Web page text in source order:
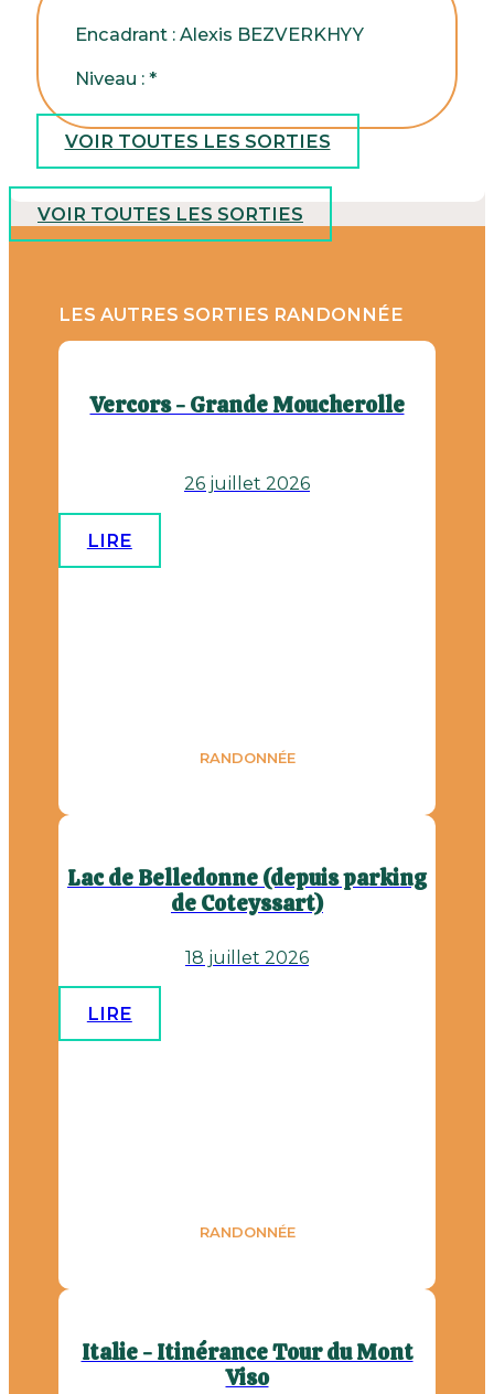
Encadrant : Alexis BEZVERKHYY
Niveau : *
VOIR TOUTES LES SORTIES
VOIR TOUTES LES SORTIES
LES AUTRES SORTIES RANDONNÉE
Vercors - Grande Moucherolle
26 juillet 2026
LIRE
RANDONNÉE
Lac de Belledonne (depuis parking
de Coteyssart)
18 juillet 2026
LIRE
RANDONNÉE
Italie - Itinérance Tour du Mont
Viso